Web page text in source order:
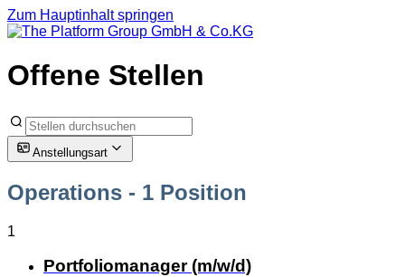
Zum Hauptinhalt springen
Offene Stellen
Anstellungsart
Operations - 1 Position
1
Portfoliomanager (m/w/d)